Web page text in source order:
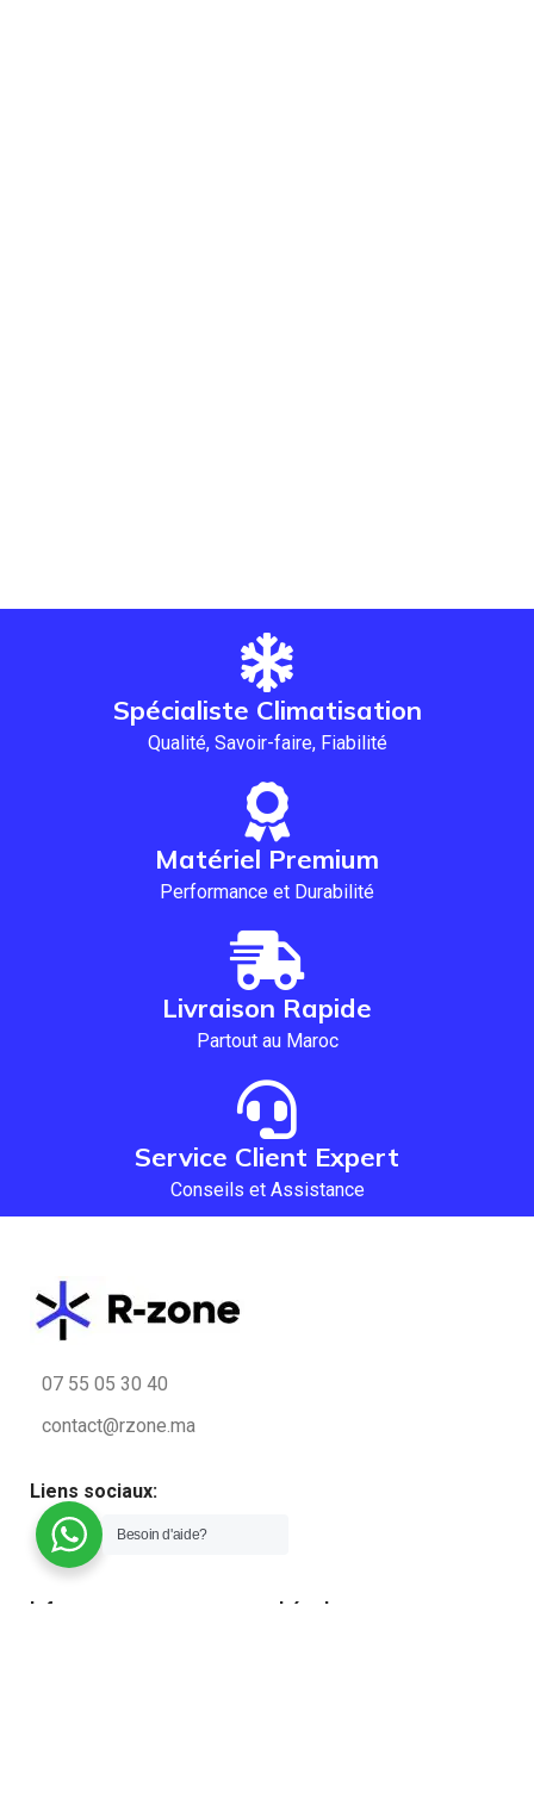
Spécialiste Climatisation
Qualité, Savoir-faire, Fiabilité
Matériel Premium
Performance et Durabilité
Livraison Rapide
Partout au Maroc
Service Client Expert
Conseils et Assistance
07 55 05 30 40
contact@rzone.ma
Liens sociaux:
Infos Légal
Besoin d'aide?